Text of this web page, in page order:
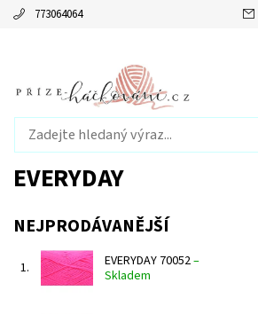
773064064
EVERYDAY
NEJPRODÁVANĚJŠÍ
1. EVERYDAY 70052–
Skladem